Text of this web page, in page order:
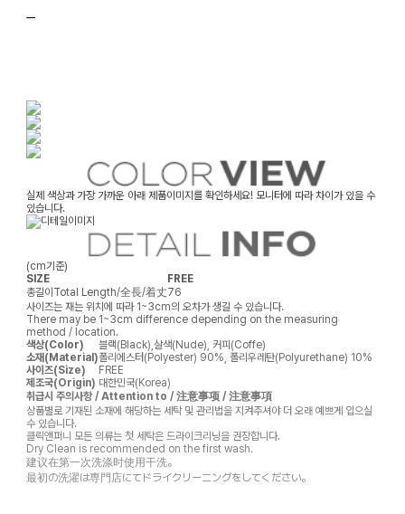
ㅡ
실제 색상과 가장 가까운 아래 제품이미지를 확인하세요! 모니터에 따라 차이가 있을 수
있습니다.
(cm기준)
SIZE
FREE
총길이Total Length/全長/着丈76
사이즈는 재는 위치에 따라 1~3cm의 오차가 생길 수 있습니다.
There may be 1~3cm difference depending on the measuring
method / location.
색상(Color)
블랙(Black),살색(Nude), 커피(Coffe)
소재(Material)폴리에스터(Polyester) 90%, 폴리우레탄(Polyurethane) 10%
사이즈(Size)
FREE
제조국(Origin) 대한민국(Korea)
취급시 주의사항 / Attention to / 注意事项 / 注意事項
상품별로 기재된 소재에 해당하는 세탁 및 관리법을 지켜주셔야 더 오래 예쁘게 입으실
수 있습니다.
클릭앤퍼니 모든 의류는 첫 세탁은 드라이크리닝을 권장합니다.
Dry Clean is recommended on the first wash.
建议在第一次洗涤时使用干洗。
最初の洗濯は専門店にてドライクリーニングをしてください。